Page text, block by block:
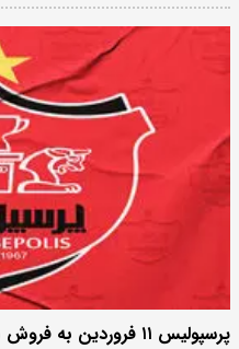
پرسپولیس ۱۱ فروردین به فروش می رسد